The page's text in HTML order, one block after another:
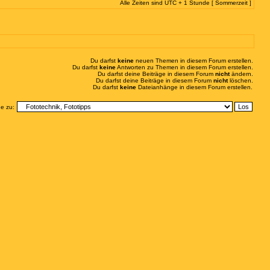
Alle Zeiten sind UTC + 1 Stunde [ Sommerzeit ]
Du darfst keine neuen Themen in diesem Forum erstellen.
Du darfst keineAntworten zu Themen in diesem Forum erstellen.
Du darfst deine Beiträge in diesem Forum nichtändern.
Du darfst deine Beiträge in diesem Forum nichtlöschen.
Du darfst keine Dateianhänge in diesem Forum erstellen.
zu: